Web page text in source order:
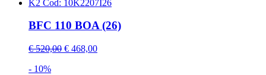
K2 Cod: 10K2207I26
BFC 110 BOA (26)
€ 520,00 € 468,00
- 10%